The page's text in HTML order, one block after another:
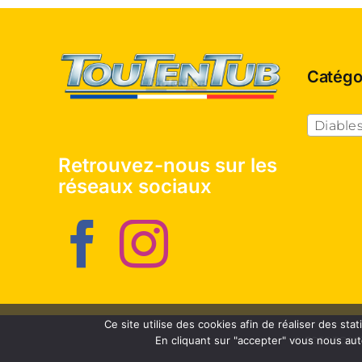
Retrouvez-nous sur les
réseaux sociaux
© 2025
Ce site utilise des cookies afin de réaliser des
En cliquant sur "accepter" vous nous